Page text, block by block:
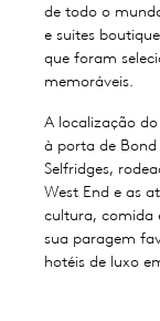
de todo o
e suites
que foram
memoráveis.
A localização
à porta de Bond
Selfridges,
West End e as
cultura, comida
sua paragem
hotéis de luxo